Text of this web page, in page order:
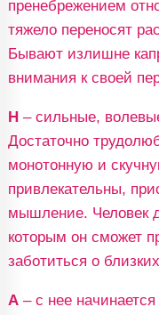
пренебрежением
тяжело переносят
Бывают излишне
внимания к своей
Н– сильные,
Достаточно
монотонную и
привлекательны,
мышление. Человек
которым он сможет
заботиться о
А– с нее